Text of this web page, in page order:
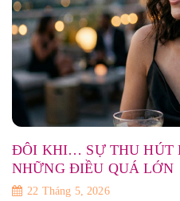
ĐÔI KHI… SỰ THU HÚT
NHỮNG ĐIỀU QUÁ LỚN
22 Tháng 5, 2026